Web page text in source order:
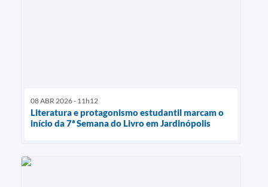
08 ABR 2026 - 11h12
Literatura e protagonismo estudantil marcam o
início da 7ª Semana do Livro em Jardinópolis